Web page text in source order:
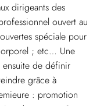
dirigeants des
ouvert au
spéciale pour
; etc… Une
de définir
grâce à
: promotion